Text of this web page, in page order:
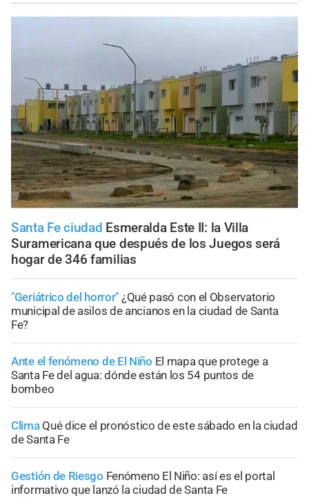
Santa Fe ciudad Esmeralda Este II: la Villa
Suramericana que después de los Juegos será
hogar de 346 familias
"Geriátrico del horror" ¿Qué pasó con el Observatorio
municipal de asilos de ancianos en la ciudad de Santa
Fe?
Ante el fenómeno de El Niño El mapa que protege a
Santa Fe del agua: dónde están los 54 puntos de
bombeo
Clima Qué dice el pronóstico de este sábado en la ciudad
de Santa Fe
Gestión de Riesgo Fenómeno El Niño: así es el portal
informativo que lanzó la ciudad de Santa Fe